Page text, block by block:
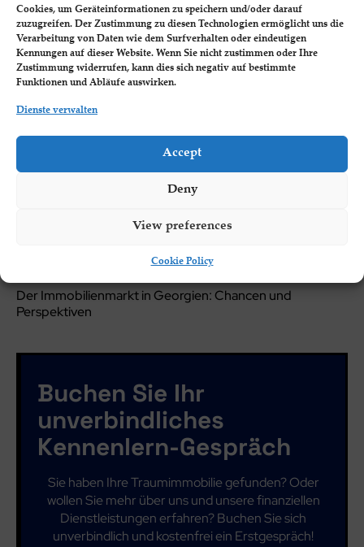
Cookies, um Geräteinformationen zu speichern und/oder darauf
zuzugreifen. Der Zustimmung zu diesen Technologien ermöglicht uns die
Verarbeitung von Daten wie dem Surfverhalten oder eindeutigen
Kennungen auf dieser Website. Wenn Sie nicht zustimmen oder Ihre
Zustimmung widerrufen, kann dies sich negativ auf bestimmte
Funktionen und Abläufe auswirken.
Dienste verwalten
Accept
Deny
View preferences
Cookie Policy
Asien, hat sich zu einem begehrten Ziel für
Unternehmer und Investoren entwickelt. Dieser
Artikel wird Ihnen...
Neueste Beiträge.
Auswirkungen der geopolitischen Lage auf Investitionen
Die Zukunft der Finanzen: Wichtige Trends für 2024
Immobilieninvestitionen
Warum ist Batumi/Georgien ein Magnet für Investitionen,
Immobilien und Business?
Der Immobilienmarkt in Georgien: Chancen und
Perspektiven
Buchen Sie Ihr
unverbindliches
Kennenlern-Gespräch
Sie haben Ihre Traumimmobilie gefunden? Oder
wollen Sie mehr über uns und unsere finanziellen
Dienstleistungen erfahren? Buchen Sie sich
unverbindlich und kostenfrei ein Erstgespräch!